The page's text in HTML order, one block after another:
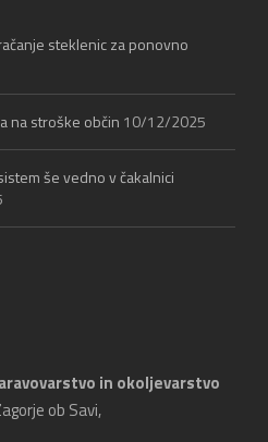
steklenic za ponovno
na stroške občin 10/12/2025
še vedno v čakalnici
in okoljevarstvo
ob Savi,